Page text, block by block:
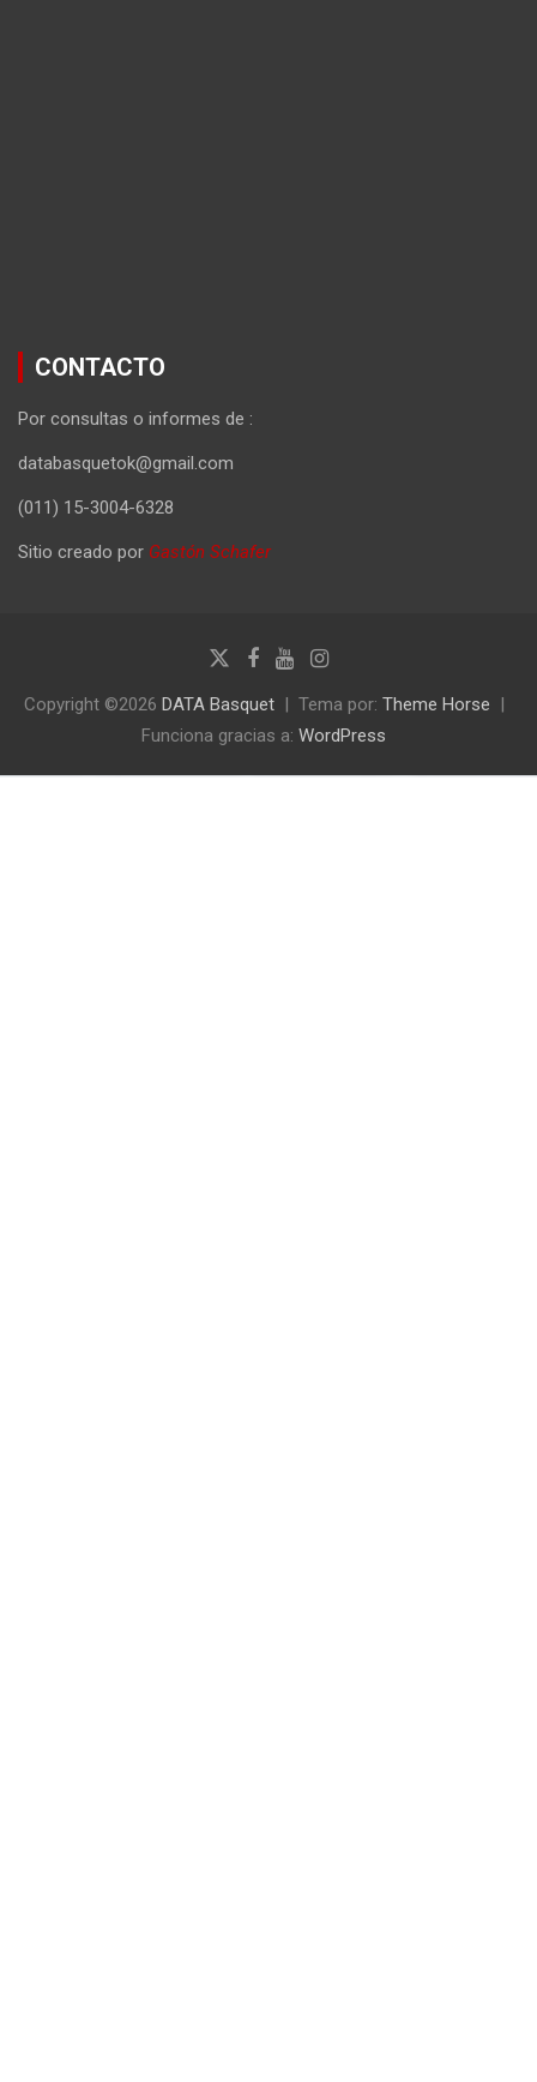
CONTACTO
Por consultas o informes de :
databasquetok@gmail.com
(011) 15-3004-6328
Sitio creado por Gastón Schafer
Copyright ©2026 DATA Basquet Tema por: Theme Horse
Funciona gracias a: WordPress